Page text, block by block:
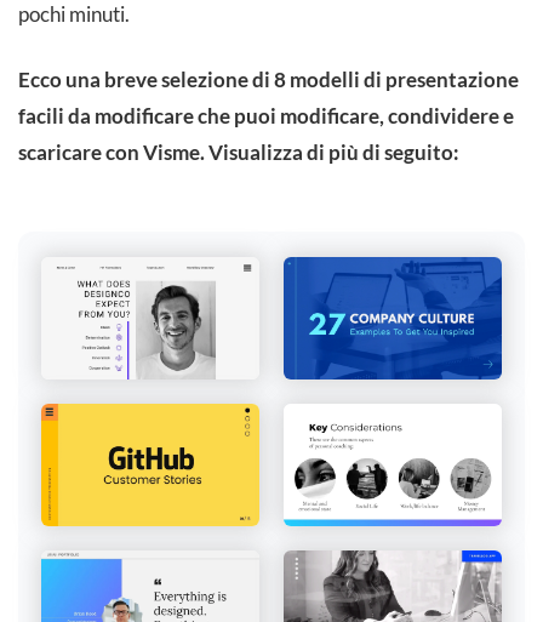
pochi minuti.
Ecco una breve selezione di 8 modelli di presentazione
facili da modificare che puoi modificare, condividere e
scaricare con Visme. Visualizza di più di seguito: